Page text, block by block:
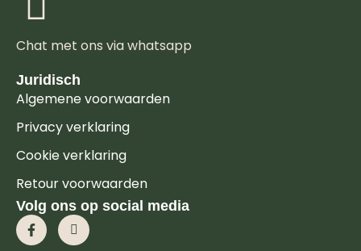
Chat met ons via whatsapp
Juridisch
Algemene voorwaarden
Privacy verklaring
Cookie verklaring
Retour voorwaarden
Volg ons op social media